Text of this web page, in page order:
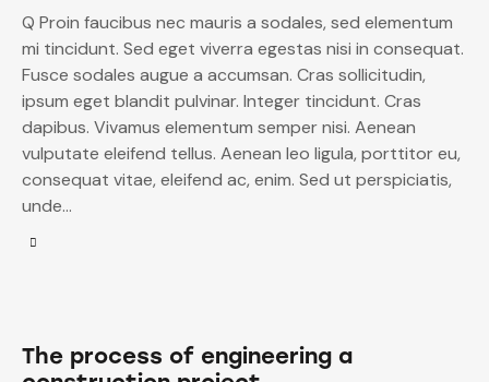
Q Proin faucibus nec mauris a sodales, sed elementum
mi tincidunt. Sed eget viverra egestas nisi in consequat.
Fusce sodales augue a accumsan. Cras sollicitudin,
ipsum eget blandit pulvinar. Integer tincidunt. Cras
dapibus. Vivamus elementum semper nisi. Aenean
vulputate eleifend tellus. Aenean leo ligula, porttitor eu,
consequat vitae, eleifend ac, enim. Sed ut perspiciatis,
unde…
The process of engineering a